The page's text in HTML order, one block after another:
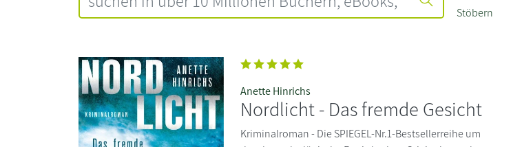
Stöbern
Anette Hinrichs
Nordlicht - Das fremde Gesicht
Kriminalroman - Die SPIEGEL-Nr.1-Bestsellerreihe um